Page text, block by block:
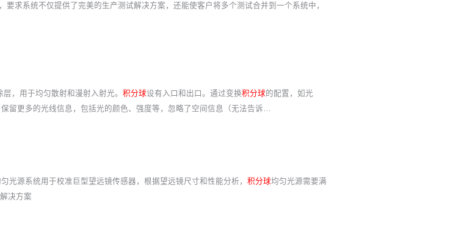
求系统不仅提供了完美的生产测试解决方案，还能使客户将多个测试合并到一个系统中，
，用于均匀散射和漫射入射光。 积分球设有入口和出口。通过变换积分球的配置，如光
留更多的光线信息，包括光的颜色、强度等，忽略了空间信息（无法告诉…
源系统用于校准巨型望远镜传感器，根据望远镜尺寸和性能分析， 积分球均匀光源需要满
决方案